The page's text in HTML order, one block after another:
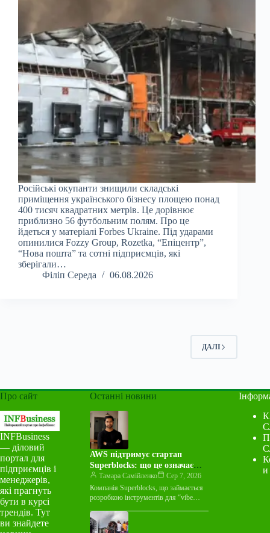
Російські окупанти знищили складські
приміщення українського бізнесу площею понад
400 тисяч квадратних метрів. Це дорівнює
приблизно 56 футбольним полям. Про це
йдеться у матеріалі Forbes Ukraine. Під ударами
опинилися Fozzy Group, Rozetka, “Епіцентр”,
“Нова пошта” та сотні підприємців, які
зберігали…
Філіп Середа
06.08.2026
ДАЛІ
Про сайт
INFBusiness
— діловий
портал для
підприємців і
менеджерів,
які прагнуть
бути в курсі
трендів. Тут
ви знайдете
Останні новини
AWS підтримує стартап
Superblocks: що це означає
для індустрії
Тамара Самійленко
Сер 7, 2026
Компанія Superblocks, що займається
розробкою інструментів для “vibe
угоду про спільний маркетинг із
Amazon Web Services…
и